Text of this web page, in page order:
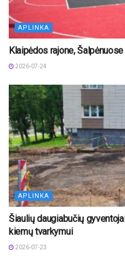
APLINKA
Klaipėdos rajone,
2026-07-24
APLINKA
Šiaulių daugiabučių
kiemų tvarkymui
2026-07-23